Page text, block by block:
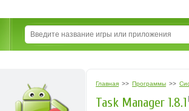
Главная >> Программы >>
Task Manager 1.8.1